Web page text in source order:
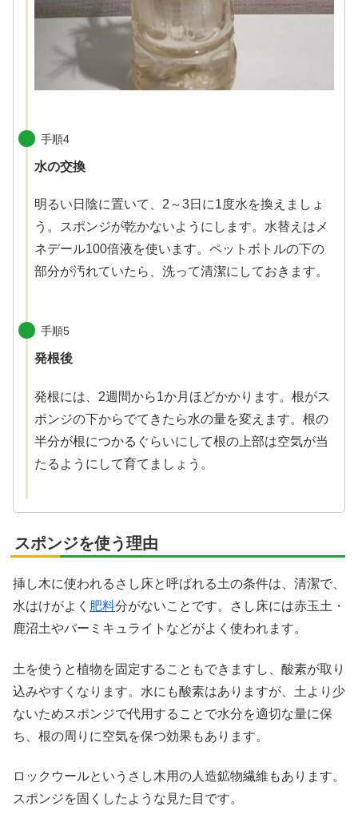
手順4
水の交換
明るい日陰に置いて、2～3日に1度水を換えましょ
う。スポンジが乾かないようにします。水替えはメ
ネデール100倍液を使います。ペットボトルの下の
部分が汚れていたら、洗って清潔にしておきます。
手順5
発根後
発根には、2週間から1か月ほどかかります。根がス
ポンジの下からでてきたら水の量を変えます。根の
半分が根につかるぐらいにして根の上部は空気が当
たるようにして育てましょう。
スポンジを使う理由
挿し木に使われるさし床と呼ばれる土の条件は、清潔で、
水はけがよく 肥料分がないことです。さし床には赤玉土・
鹿沼土やバーミキュライトなどがよく使われます。
土を使うと植物を固定することもできますし、酸素が取り
込みやすくなります。水にも酸素はありますが、土より少
ないためスポンジで代用することで水分を適切な量に保
ち、根の周りに空気を保つ効果もあります。
ロックウールというさし木用の人造鉱物繊維もあります。
スポンジを固くしたような見た目です。